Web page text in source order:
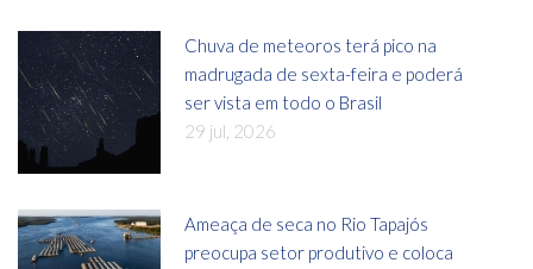
Chuva de meteoros terá pico na
madrugada de sexta-feira e poderá
ser vista em todo o Brasil
29 jul, 2026
Ameaça de seca no Rio Tapajós
preocupa setor produtivo e coloca